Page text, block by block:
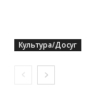
Культура/Досуг